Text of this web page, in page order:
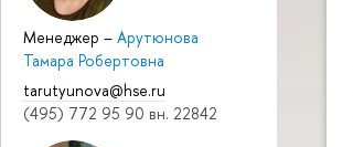
Менеджер – Арутюнова
Тамара Робертовна
tarutyunova@hse.ru
(495) 772 95 90 вн. 22842